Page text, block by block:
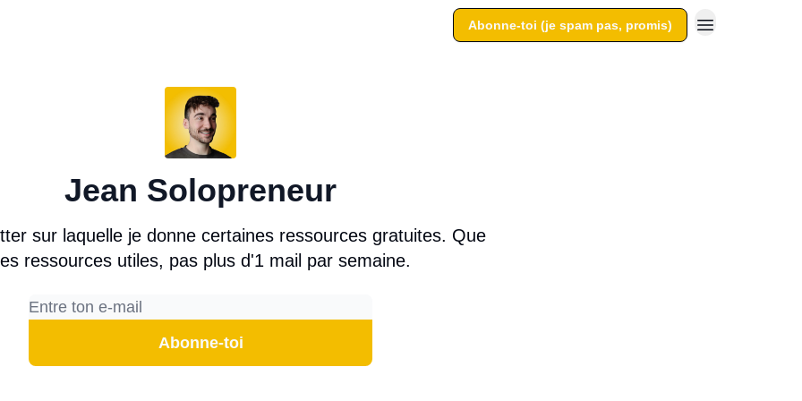
Abonne-toi (je spam pas, promis)
Jean Solopreneur
sur laquelle je donne certaines ressources gratuites. Que
ressources utiles, pas plus d'1 mail par semaine.